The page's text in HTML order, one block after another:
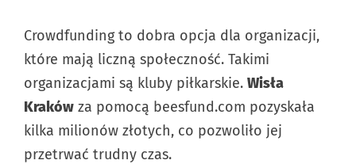
Crowdfunding to dobra opcja dla organizacji,
które mają liczną społeczność. Takimi
organizacjami są kluby piłkarskie. Wisła
Kraków za pomocą beesfund.com pozyskała
kilka milionów złotych, co pozwoliło jej
przetrwać trudny czas.